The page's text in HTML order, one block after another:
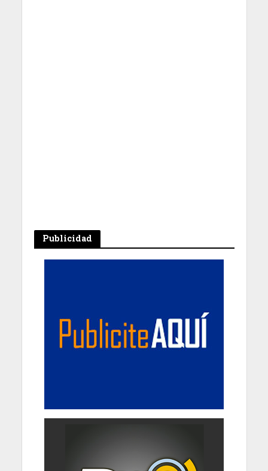
Publicidad